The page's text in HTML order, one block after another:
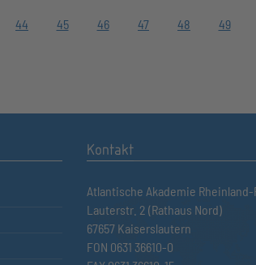
44 45 46 47 48 49
Kontakt
Atlantische Akademie Rheinland-
Lauterstr. 2 (Rathaus Nord)
67657 Kaiserslautern
FON 0631 36610-0